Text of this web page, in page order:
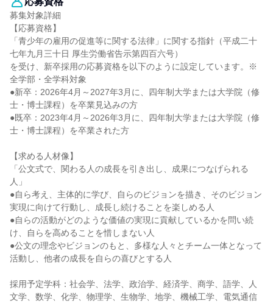
募集対象詳細
【応募資格】
「青少年の雇用の促進等に関する法律」に関する指針（平成二十
七年九月三十日 厚生労働省告示第四百六号）
を受け、新卒採用の応募資格を以下のように設定しています。※
全学部・全学科対象
●新卒：2026年4月～2027年3月に、四年制大学または大学院（修
士・博士課程）を卒業見込みの方
●既卒：2023年4月～2026年3月に、四年制大学または大学院（修
士・博士課程）を卒業された方
【求める人材像】
「公文式で、関わる人の成長を引き出し、成果につなげられる
人」
●自ら考え、主体的に学び、自らのビジョンを描き、そのビジョン
実現に向けて行動し、成長し続けることを楽しめる人
●自らの活動がどのような価値の実現に貢献しているかを問い続
け、自らを高めることを惜しまない人
●公文の理念やビジョンのもと、多様な人々とチーム一体となって
活動し、他者の成長を自らの喜びとする人
採用予定学科：社会学、法学、政治学、経済学、商学、語学、人
文学、数学、化学、物理学、生物学、地学、機械工学、電気通信